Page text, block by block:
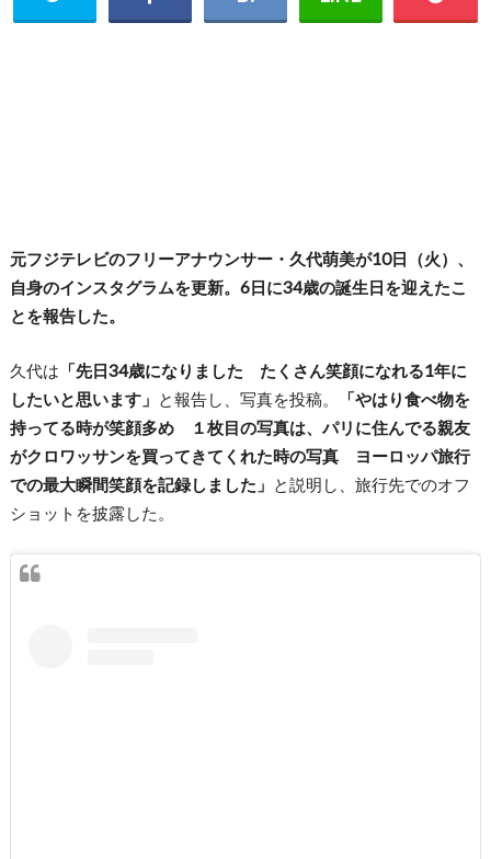
元フジテレビのフリーアナウンサー・久代萌美が10日（火）、
自身のインスタグラムを更新。6日に34歳の誕生日を迎えたこ
とを報告した。
久代は 「先日34歳になりました たくさん笑顔になれる1年に
したいと思います」 と報告し、写真を投稿。
「やはり食べ物を
持ってる時が笑顔多め １枚目の写真は、パリに住んでる親友
がクロワッサンを買ってきてくれた時の写真 ヨーロッパ旅行
での最大瞬間笑顔を記録しました」 と説明し、旅行先でのオフ
ショットを披露した。